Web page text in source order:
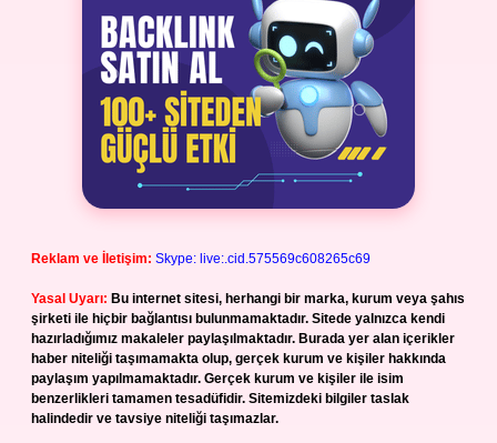
Reklam ve İletişim: Skype: live:.cid.575569c608265c69
Yasal Uyarı: Bu internet sitesi, herhangi bir marka, kurum veya şahıs
şirketi ile hiçbir bağlantısı bulunmamaktadır. Sitede yalnızca kendi
hazırladığımız makaleler paylaşılmaktadır. Burada yer alan içerikler
haber niteliği taşımamakta olup, gerçek kurum ve kişiler hakkında
paylaşım yapılmamaktadır. Gerçek kurum ve kişiler ile isim
benzerlikleri tamamen tesadüfidir. Sitemizdeki bilgiler taslak
halindedir ve tavsiye niteliği taşımazlar.